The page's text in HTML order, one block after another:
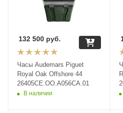
Часы Audemars Piguet
Royal Oak Offshore 44
26405CE.OO.A056CA.01
В наличии
132 500 руб.